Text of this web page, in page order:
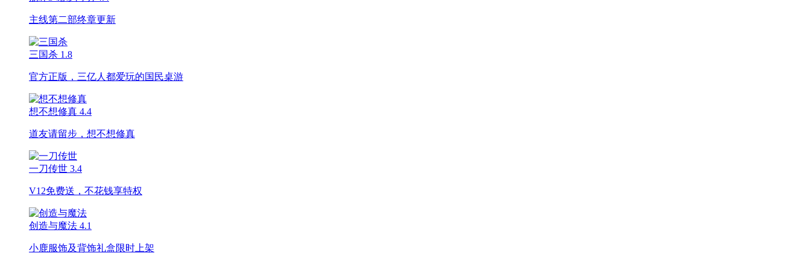
主线第二部终章更新
三国杀 1.8
官方正版，三亿人都爱玩的国民桌游
想不想修真 4.4
道友请留步，想不想修真
一刀传世 3.4
V12免费送，不花钱享特权
创造与魔法 4.1
小鹿服饰及背饰礼盒限时上架